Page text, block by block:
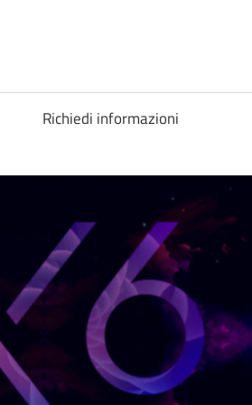
Richiedi informazioni